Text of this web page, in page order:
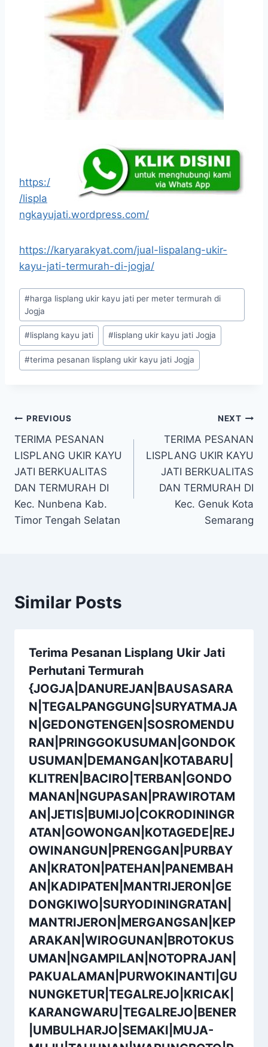
https:/
/lispla
ngkayujati.wordpress.com/
https://karyarakyat.com/jual-lispalang-ukir-
kayu-jati-termurah-di-jogja/
#harga lisplang ukir kayu jati per meter termurah di
Jogja
#lisplang kayu jati #lisplang ukir kayu jati Jogja
#terima pesanan lisplang ukir kayu jati Jogja
PREVIOUS
TERIMA PESANAN
LISPLANG UKIR KAYU
JATI BERKUALITAS
DAN TERMURAH DI
Kec. Nunbena Kab.
Timor Tengah Selatan
NEXT
TERIMA PESANAN
LISPLANG UKIR KAYU
JATI BERKUALITAS
DAN TERMURAH DI
Kec. Genuk Kota
Semarang
Similar Posts
Terima Pesanan Lisplang Ukir Jati
Perhutani Termurah
{JOGJA|DANUREJAN|BAUSASARA
N|TEGALPANGGUNG|SURYATMAJA
N|GEDONGTENGEN|SOSROMENDU
RAN|PRINGGOKUSUMAN|GONDOK
USUMAN|DEMANGAN|KOTABARU|
KLITREN|BACIRO|TERBAN|GONDO
MANAN|NGUPASAN|PRAWIROTAM
AN|JETIS|BUMIJO|COKRODININGR
ATAN|GOWONGAN|KOTAGEDE|REJ
OWINANGUN|PRENGGAN|PURBAY
AN|KRATON|PATEHAN|PANEMBAH
AN|KADIPATEN|MANTRIJERON|GE
DONGKIWO|SURYODININGRATAN|
MANTRIJERON|MERGANGSAN|KEP
ARAKAN|WIROGUNAN|BROTOKUS
UMAN|NGAMPILAN|NOTOPRAJAN|
PAKUALAMAN|PURWOKINANTI|GU
NUNGKETUR|TEGALREJO|KRICAK|
KARANGWARU|TEGALREJO|BENER
|UMBULHARJO|SEMAKI|MUJA-